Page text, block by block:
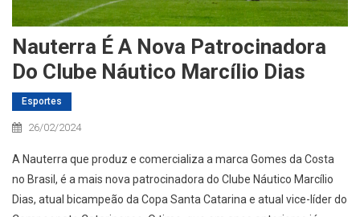
Nauterra É A Nova Patrocinadora
Do Clube Náutico Marcílio Dias
Esportes
26/02/2024
A Nauterra que produz e comercializa a marca Gomes da Costa
no Brasil, é a mais nova patrocinadora do Clube Náutico Marcílio
Dias, atual bicampeão da Copa Santa Catarina e atual vice-líder do